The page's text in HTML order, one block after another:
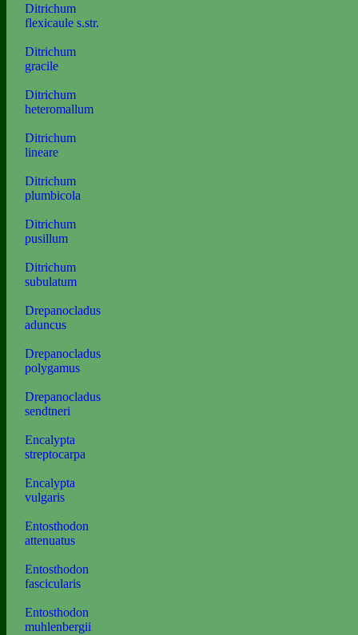
Ditrichum
flexicaule s.str.
Ditrichum
gracile
Ditrichum
heteromallum
Ditrichum
lineare
Ditrichum
plumbicola
Ditrichum
pusillum
Ditrichum
subulatum
Drepanocladus
aduncus
Drepanocladus
polygamus
Drepanocladus
sendtneri
Encalypta
streptocarpa
Encalypta
vulgaris
Entosthodon
attenuatus
Entosthodon
fascicularis
Entosthodon
muhlenbergii